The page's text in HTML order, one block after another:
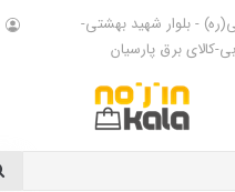
- بلوار شهید بهشتی-
کالای برق پارسیان